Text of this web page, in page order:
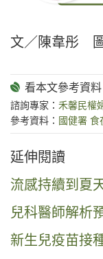
文／陳韋彤
諮詢專家： 禾馨民權
參考資料： 國健署 食
延伸閱讀
流感持續到夏
兒科醫師解析
新生兒疫苗接